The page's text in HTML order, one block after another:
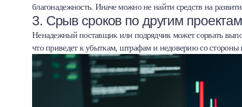
благонадежность. Иначе можно не найти средств на
3. Срыв сроков по другим
Ненадежный поставщик или подрядчик может сорвать
что приведет к убыткам, штрафам и недоверию со стороны